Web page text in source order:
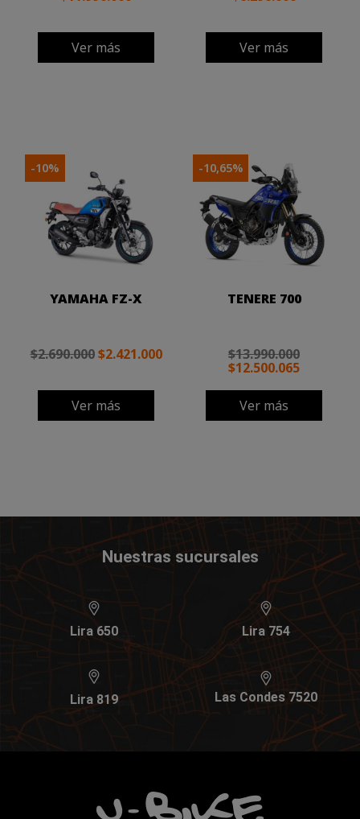
Ver más Ver más
YAMAHA FZ-X
$2.690.000 $2.421.000
Ver más
-10%
TENERE 700
$13.990.000
$12.500.065
Ver más
-10,65%
Nuestras sucursales
Lira 650 Lira 754
Lira 819 Las Condes 7520